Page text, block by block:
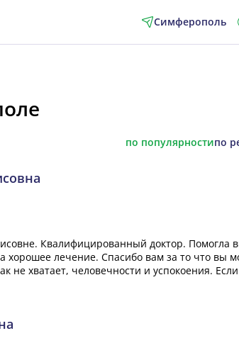
Симферополь
по популярностипо
Квалифицированный доктор. Помогла
хорошее лечение. Спасибо вам за то что вы
не хватает, человечности и успокоения.